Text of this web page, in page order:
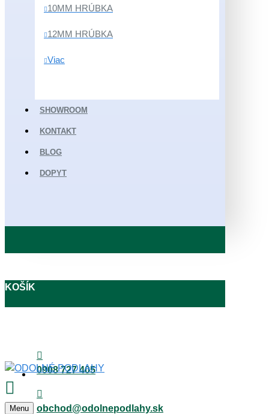
10MM HRÚBKA
12MM HRÚBKA
Viac
SHOWROOM
KONTAKT
BLOG
DOPYT
KOŠÍK
0908 727 405
obchod@odolnepodlahy.sk
Menu